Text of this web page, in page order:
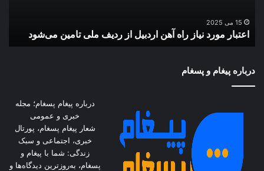
فرهنگی و هنری و ارائه خدمات شبانه‌روزی به
این وجود ندارد که با نسل جوان دست بدهیم و
اجازه کار و فعالیت‌های فرهنگی و هنری را به آن‌ها
بدهیم. با این اجازه امکان فعالیت فرهنگی و هنری
ملی
تامین
می‌شود
15 می 2025
اعتبار مورد نیاز راه آهن اردبیل از ردیف ملی تامین می‌شود
درباره پیغام و پسغام
درباره پیغام پسغام؛ مجله
خبری و عمومی
شعار پیغام پسغام، پورتال
خبری، اجتماعی و سبک
زندگی: شما با پیغام و
پسغام، به‌روزترین دیدگاه‌ها و